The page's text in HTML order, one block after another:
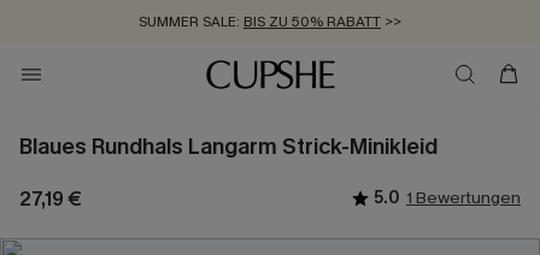
SUMMER SALE: BIS ZU 50% RABATT >>
ZUM NEWSLETTER:BIS ZU -20% EXTRA ERHALTEN
KOSTENLOSER VERSAND AB 89 €
Blaues Rundhals Langarm Strick-Minikleid
27,19 € 5.0 1 Bewertungen